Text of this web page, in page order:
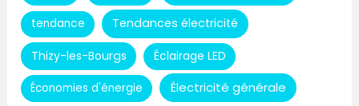
tendance Tendances électricité
Thizy-les-Bourgs Éclairage LED
Économies d'énergie Électricité générale